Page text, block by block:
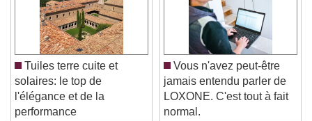
Tuiles terre cuite et
solaires: le top de
l'élégance et de la
Vous n'avez peut-être
jamais entendu parler de
LOXONE. C'est tout à fait